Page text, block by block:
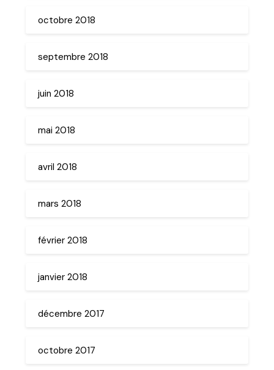
octobre 2018
septembre 2018
juin 2018
mai 2018
avril 2018
mars 2018
février 2018
janvier 2018
décembre 2017
octobre 2017